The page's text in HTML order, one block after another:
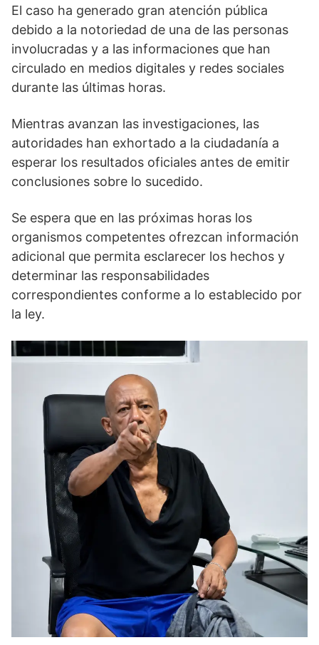
El caso ha generado gran atención pública
debido a la notoriedad de una de las personas
involucradas y a las informaciones que han
circulado en medios digitales y redes sociales
durante las últimas horas.
Mientras avanzan las investigaciones, las
autoridades han exhortado a la ciudadanía a
esperar los resultados oficiales antes de emitir
conclusiones sobre lo sucedido.
Se espera que en las próximas horas los
organismos competentes ofrezcan información
adicional que permita esclarecer los hechos y
determinar las responsabilidades
correspondientes conforme a lo establecido por
la ley.